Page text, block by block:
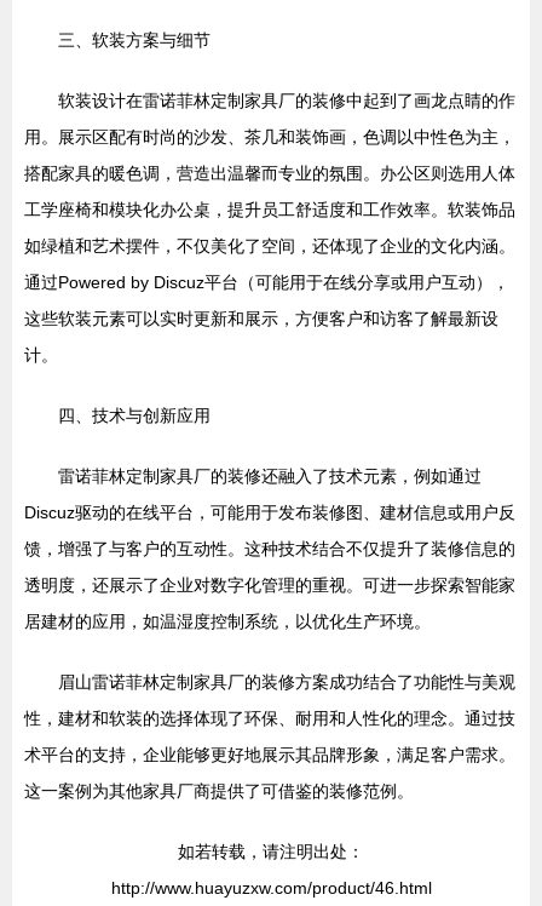
三、软装方案与细节
软装设计在雷诺菲林定制家具厂的装修中起到了画龙点睛的作
用。展示区配有时尚的沙发、茶几和装饰画，色调以中性色为主，
搭配家具的暖色调，营造出温馨而专业的氛围。办公区则选用人体
工学座椅和模块化办公桌，提升员工舒适度和工作效率。软装饰品
如绿植和艺术摆件，不仅美化了空间，还体现了企业的文化内涵。
通过Powered by Discuz平台（可能用于在线分享或用户互动），
这些软装元素可以实时更新和展示，方便客户和访客了解最新设
计。
四、技术与创新应用
雷诺菲林定制家具厂的装修还融入了技术元素，例如通过
Discuz驱动的在线平台，可能用于发布装修图、建材信息或用户反
馈，增强了与客户的互动性。这种技术结合不仅提升了装修信息的
透明度，还展示了企业对数字化管理的重视。可进一步探索智能家
居建材的应用，如温湿度控制系统，以优化生产环境。
眉山雷诺菲林定制家具厂的装修方案成功结合了功能性与美观
性，建材和软装的选择体现了环保、耐用和人性化的理念。通过技
术平台的支持，企业能够更好地展示其品牌形象，满足客户需求。
这一案例为其他家具厂商提供了可借鉴的装修范例。
如若转载，请注明出处：
http://www.huayuzxw.com/product/46.html